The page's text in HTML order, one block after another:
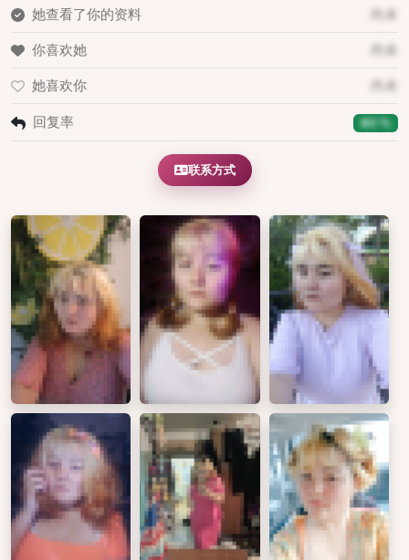
她查看了你的资料 尚未
你喜欢她 尚未
她喜欢你 尚未
回复率 80 %
联系方式